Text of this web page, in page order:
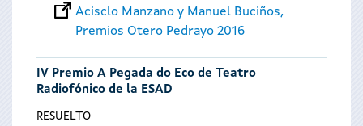
Acisclo Manzano y Manuel Buciños,
Premios Otero Pedrayo 2016
IV Premio A Pegada do Eco de Teatro
Radiofónico de la ESAD
RESUELTO